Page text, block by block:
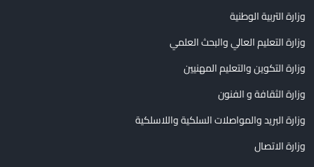
وزارة التربية الوطنية
وزارة التعليم العالي والبحث العلمي
وزارة التكوين والتعليم المهنيين
وزارة الثقافة و الفنون
وزارة البريد والمواصلات السلكية واللاسلكية
وزارة الاتصال